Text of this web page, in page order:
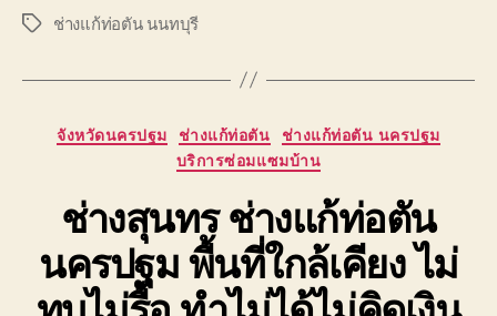
Tagsช่างแก้ท่อตัน นนทบุรี
Categories
จังหวัดนครปฐม ช่างแก้ท่อตัน ช่างแก้ท่อตัน นครปฐม
บริการซ่อมแซมบ้าน
ช่างสุนทร ช่างแก้ท่อตัน
นครปฐม พื้นที่ใกล้เคียง ไม่